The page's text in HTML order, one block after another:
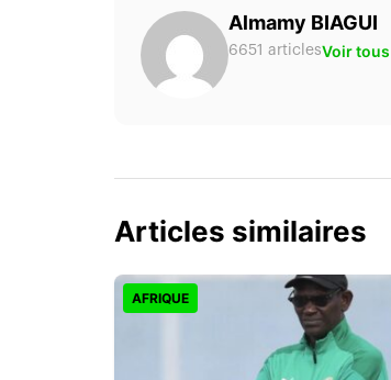
Almamy BIAGUI
6651 articlesVoir
Articles similaires
AFRIQUE